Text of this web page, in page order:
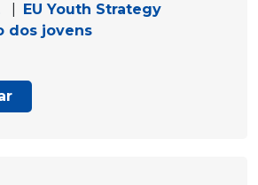
EU Youth Strategy
dos jovens